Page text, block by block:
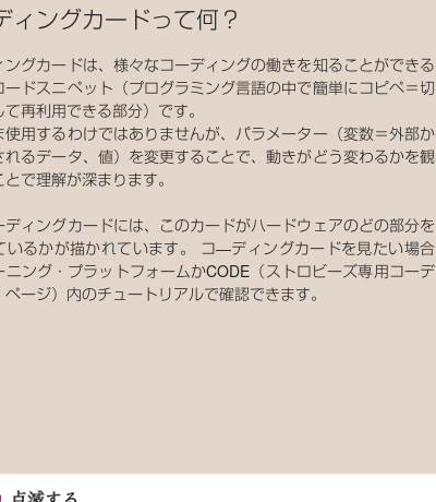
ィングカードって何？
ングカードは、様々なコーディングの働きを知ることができる
ードスニペット（プログラミング言語の中で簡単にコピペ＝切
て再利用できる部分）です。
使用するわけではありませんが、パラメーター（変数＝外部か
れるデータ、値）を変更することで、動きがどう変わるかを観
で理解が深まります。
ディングカードには、このカードがハードウェアのどの部分を
いるかが描かれています。 コ―ディングカードを見たい場合
ニング・プラットフォームかCODE（ストロビーズ専用コーデ
ページ）内のチュートリアルで確認できます。